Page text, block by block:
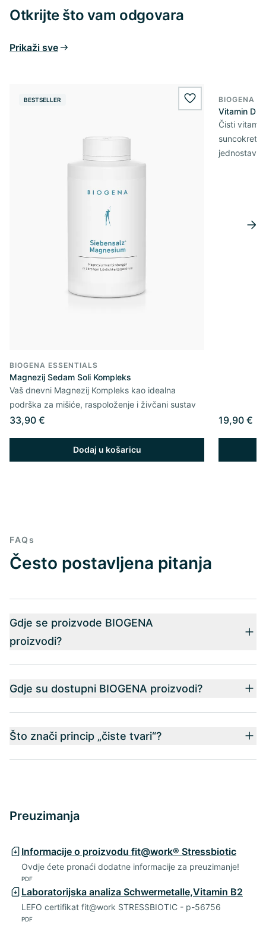
Otkrijte što vam odgovara
Prikaži sve
BESTSELLER wishlist.add
BIOGENA ESSENTIALS
Magnezij Sedam Soli Kompleks
Vaš dnevni Magnezij Kompleks kao idealna
podrška za mišiće, raspoloženje i živčani sustav
33,90 €
Dodaj u košaricu
BIOGENA
Vitamin D3
Čisti
19,90 €
FAQs
Često postavljena pitanja
Gdje se proizvode BIOGENA
proizvodi?
Gdje su dostupni BIOGENA proizvodi?
Što znači princip „čiste tvari“?
Preuzimanja
Informacije o proizvodu fit@work® Stressbiotic
Ovdje ćete pronaći dodatne informacije za preuzimanje!
PDF
Laboratorijska analiza Schwermetalle,Vitamin B2
LEFO certifikat fit@work STRESSBIOTIC - p-56756
PDF